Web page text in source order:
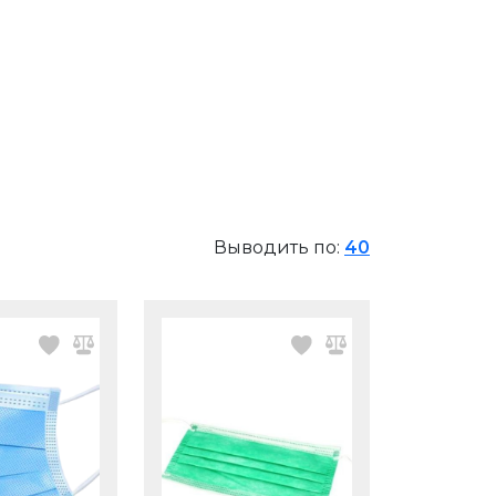
Выводить по: 40